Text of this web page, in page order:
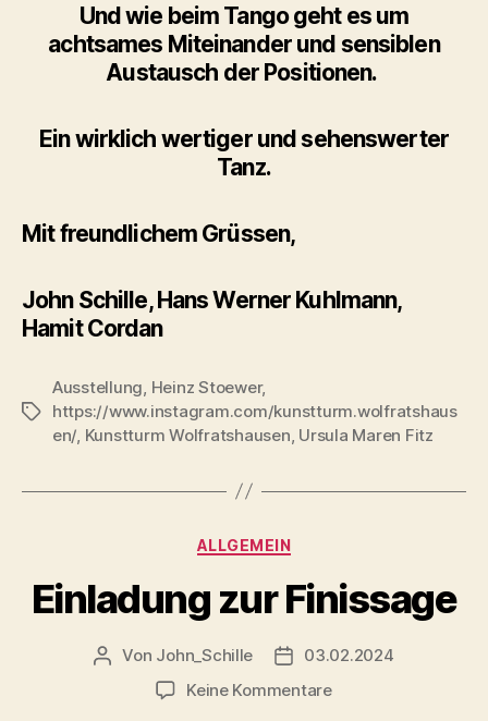
Und wie beim Tango geht es um
achtsames Miteinander und sensiblen
Austausch der Positionen.
Ein wirklich wertiger und sehenswerter
Tanz.
Mit freundlichem Grüssen,
John Schille, Hans Werner Kuhlmann,
Hamit Cordan
Schlagwörter
Ausstellung Heinz Stoewer,
https://www.instagram.com/kunstturm.wolfratshaus
en/ Kunstturm Wolfratshausen Ursula Maren Fitz
Kategorien
ALLGEMEIN
Einladung zur Finissage
Beitragsautor
Von John_Schille Veröffentlichungsdatum
03.02.2024
Keine Kommentarezu